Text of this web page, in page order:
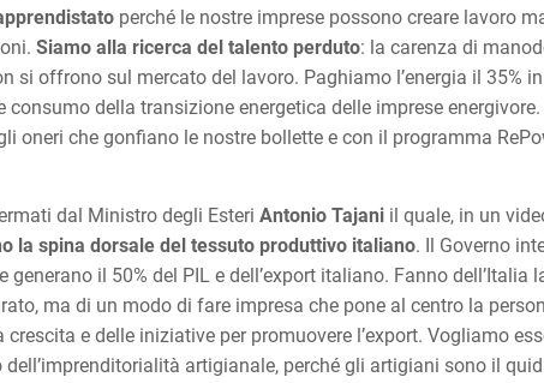
perché le nostre imprese possono creare lavoro
Siamo alla ricerca del talento perduto: la carenza di
offrono sul mercato del lavoro. Paghiamo l’energia il 35%
consumo della transizione energetica delle imprese
che gonfiano le nostre bollette e con il programma
dal Ministro degli EsteriAntonio Tajani il quale, in un
la spina dorsale del tessuto produttivo italiano. Il Governo
il 50% del PIL e dell’export italiano. Fanno dell’Italia
ma di un modo di fare impresa che pone al centro la
e delle iniziative per promuovere l’export. Vogliamo
artigianale, perché gli artigiani sono il